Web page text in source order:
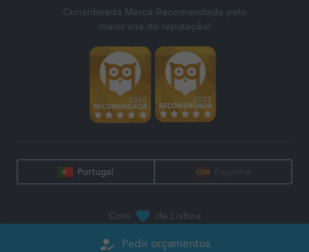
how_to_reg Pedir orçamentos
Considerada Marca Recomendada pelo
maior site de reputação!
Portugal Espanha
Com de Lisboa
Zaask - Plataforma Digital, S.A.